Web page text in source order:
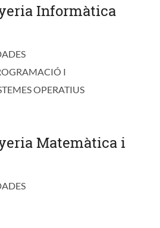
Informàtica
I
OPERATIUS
Matemàtica i